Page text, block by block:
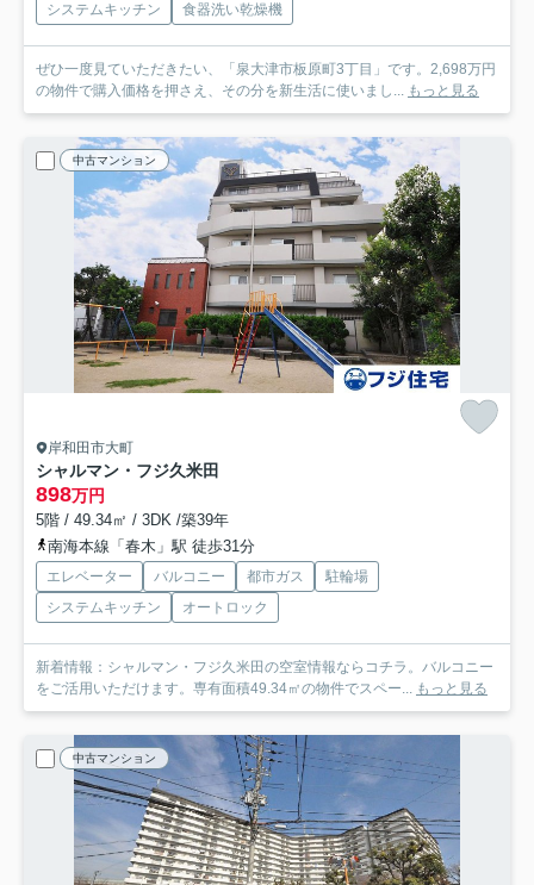
システムキッチン
食器洗い乾燥機
ぜひ一度見ていただきたい、「泉大津市板原町3丁目」です。2,698万円
の物件で購入価格を押さえ、その分を新生活に使いまし... もっと見る
中古マンション
岸和田市大町
シャルマン・フジ久米田
898万円
5階 / 49.34㎡ / 3DK /築39年
南海本線「春木」駅 徒歩31分
エレベーター バルコニー 都市ガス
駐輪場
システムキッチン
オートロック
新着情報：シャルマン・フジ久米田の空室情報ならコチラ。バルコニー
をご活用いただけます。専有面積49.34㎡の物件でスペー... もっと見る
中古マンション